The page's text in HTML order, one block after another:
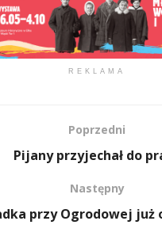
REKLAMA
Poprzedni
Pijany przyjechał do
Następny
przy Ogrodowej